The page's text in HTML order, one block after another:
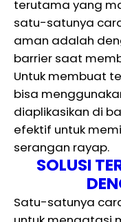
terutama yang
satu-satunya
aman adalah
barrier saat
Untuk membuat
bisa
diaplikasikan di
efektif untuk
serangan rayap.
SOLUSI
Satu-satunya